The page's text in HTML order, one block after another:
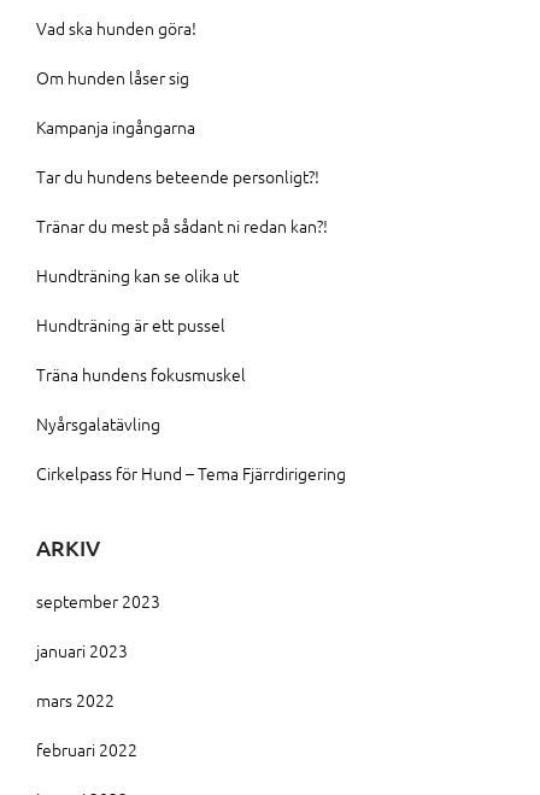
Vad ska hunden göra!
Om hunden låser sig
Kampanja ingångarna
Tar du hundens beteende personligt?!
Tränar du mest på sådant ni redan kan?!
Hundträning kan se olika ut
Hundträning är ett pussel
Träna hundens fokusmuskel
Nyårsgalatävling
Cirkelpass för Hund – Tema Fjärrdirigering
ARKIV
september 2023
januari 2023
mars 2022
februari 2022